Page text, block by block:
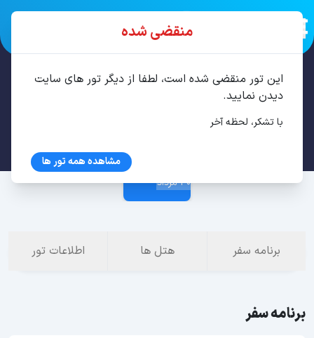
تور سن پترزبورگ، مسکو 7 شب مرداد
30 مرداد
برنامه سفر هتل ها اطلاعات تور
برنامه سفر
منقضی شده
این تور منقضی شده است، لطفا از دیگر تور های سایت
دیدن نمایید.
با تشکر، لحظه آخر
مشاهده همه تور ها